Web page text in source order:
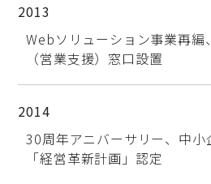
2013
Webソリューション事業再編
（営業支援）窓口設置
2014
30周年アニバーサリー、中
「経営革新計画」認定